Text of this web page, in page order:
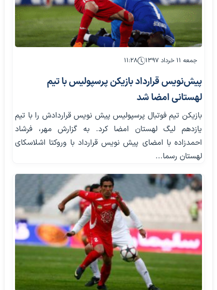
جمعه ۱۱ خرداد ۱۳۹۷ ۱۱:۲۸
پیش‌نویس قرارداد بازیکن پرسپولیس با تیم
لهستانی امضا شد
بازیکن تیم فوتبال پرسپولیس پیش نویس قراردادش را با تیم
یازدهم لیگ لهستان امضا کرد. به گزارش مهر، فرشاد
احمدزاده با امضای پیش نویس قرارداد با وروکتا اشلاسکای
لهستان رسما...